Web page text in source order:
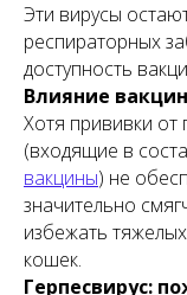
Эти вирусы
респираторных
доступность
Влияние
Хотя прививки от
(входящие в
вакцины) не
значительно
избежать
кошек.
Герпесвирус: